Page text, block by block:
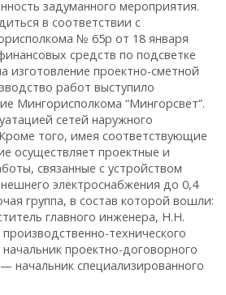
задуманного мероприятия.
в соответствии с
№ 65р от 18 января
средств по подсветке
изготовление проектно-сметной
работ выступило
Мингорисполкома “Мингорсвет”.
сетей наружного
того, имея соответствующие
осуществляет проектные и
связанные с устройством
электроснабжения до 0,4
группа, в состав которой вошли:
главного инженера, Н.Н.
технического
проектно-договорного
начальник специализированного